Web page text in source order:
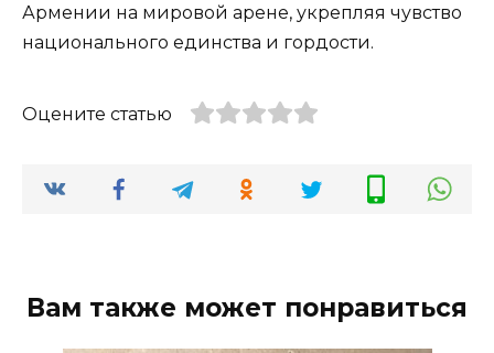
Армении на мировой арене, укрепляя чувство
национального единства и гордости.
Оцените статью
Вам также может понравиться